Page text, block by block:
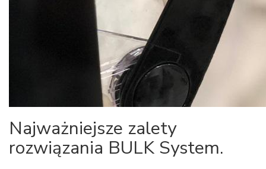
Najważniejsze zalety
rozwiązania BULK System.